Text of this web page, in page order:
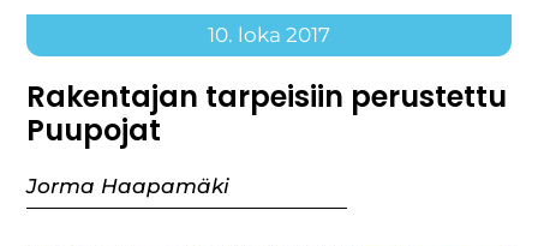
10. loka 2017
Rakentajan tarpeisiin perustettu
Puupojat
Jorma Haapamäki